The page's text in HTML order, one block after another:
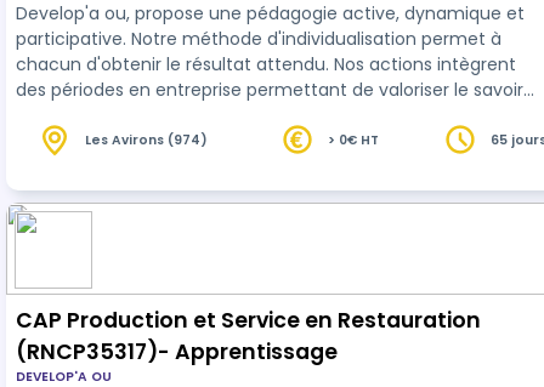
Develop'a ou, propose une pédagogie active, dynamique et
participative. Notre méthode d'individualisation permet à
chacun d'obtenir le résultat attendu. Nos actions intègrent
des périodes en entreprise permettant de valoriser le savoir
Les Avirons (974) > 0€ HT
65
CAP Production et Service en Restauration
(RNCP35317)- Apprentissage
DEVELOP'A OU